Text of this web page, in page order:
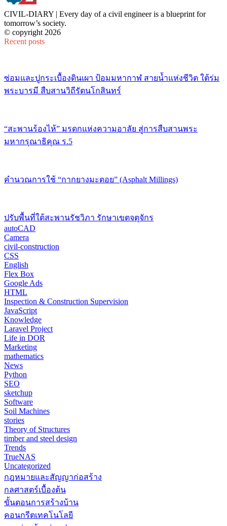
CIVIL-DIARY | Every day of a civil engineer is a blueprint for
tomorrow’s society.
© copyright 2026
Recent posts
ซ่อมและปูกระเบื้องดินเผา ป้อมมหากาฬ สายน้ำแห่งชีวิต ใต้ร่ม
พระบารมี สืบสานวิถีรัตนโกสินทร์
“สะพานร้องไห้” มรดกแห่งความอาลัย สู่การสืบสานพระ
มหากรุณาธิคุณ ร.5
คำนวณการใช้ “กากยางมะตอย” (Asphalt Millings)
ปรับพื้นที่ใต้สะพานรัชวิภา รักษาเขตจตุจักร
autoCAD
Camera
civil-construction
CSS
English
Flex Box
Google Ads
HTML
Inspection & Construction Supervision
JavaScript
Knowledge
Laravel Project
Life in DOR
Marketing
mathematics
News
Python
SEO
sketchup
Software
Soil Machines
stories
Theory of Structures
timber and steel design
Trends
TrueNAS
Uncategorized
กฎหมายและสัญญาก่อสร้าง
กลศาสตร์เบื้องต้น
ขั้นตอนการสร้างบ้าน
คอนกรีตเทคโนโลยี